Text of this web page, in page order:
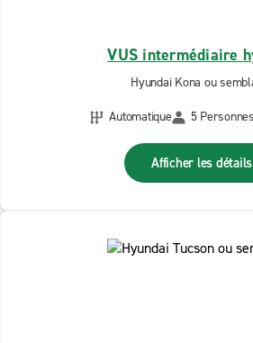
VUS intermédiaire
Hyundai Kona ou
Automatique
5 Personnes
Afficher les détails